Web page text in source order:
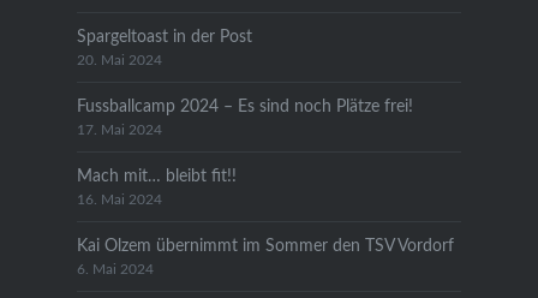
Spargeltoast in der Post
20. Mai 2024
Fussballcamp 2024 – Es sind noch Plätze frei!
17. Mai 2024
Mach mit… bleibt fit!!
16. Mai 2024
Kai Olzem übernimmt im Sommer den TSV Vordorf
6. Mai 2024